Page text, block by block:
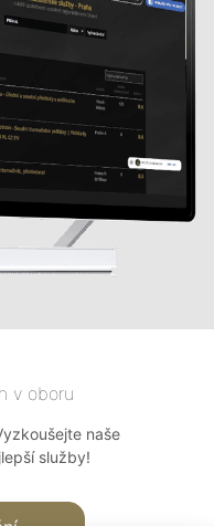
v oboru
naše
služby!